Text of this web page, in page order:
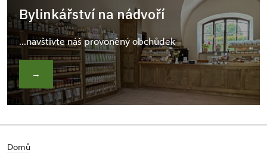
Bylinkářství na nádvoří
...navštivte náš provoněný obchůdek
→
Domů